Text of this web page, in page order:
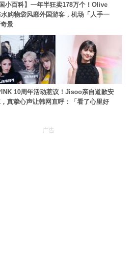
小百科】一年半狂卖178万个！Olive
购物袋风靡外国游客，机场「人手一
景
10周年活动惹议！Jisoo亲自道歉安
真挚心声让韩网直呼：「看了心里好
广告